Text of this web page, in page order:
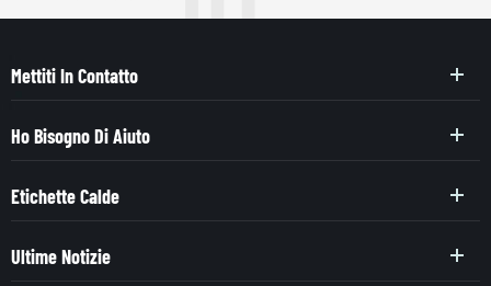
Mettiti In Contatto
Ho Bisogno Di Aiuto
Etichette Calde
Ultime Notizie